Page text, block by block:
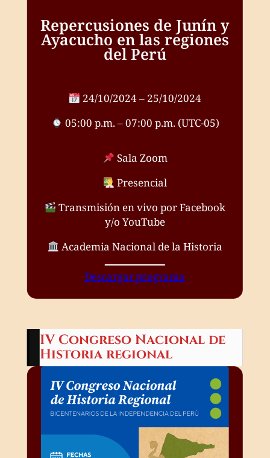
Repercusiones de Junín y
Ayacucho en las regiones
del Perú
24/10/2024 – 25/10/2024
05:00 p.m. – 07:00 p.m. (UTC-05)
Sala Zoom
Presencial
Transmisión en vivo por Facebook
y/o YouTube
Academia Nacional de la Historia
Descargar programa
IV Congreso Nacional de
Historia regional